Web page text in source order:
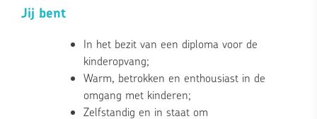
Jij bent
In het bezit van een diploma voor de
kinderopvang;
Warm, betrokken en enthousiast in de
omgang met kinderen;
Zelfstandig en in staat om